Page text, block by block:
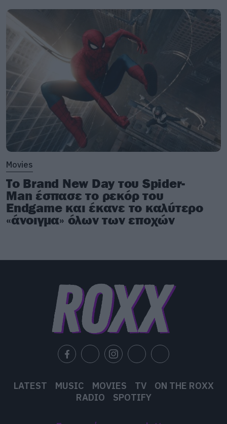
Movies
Το Brand New Day του Spider-
Man έσπασε το ρεκόρ του
Endgame και έκανε το καλύτερο
«άνοιγμα» όλων των εποχών
LATEST MUSIC MOVIES TV
ON THE ROXX
RADIO
SPOTIFY